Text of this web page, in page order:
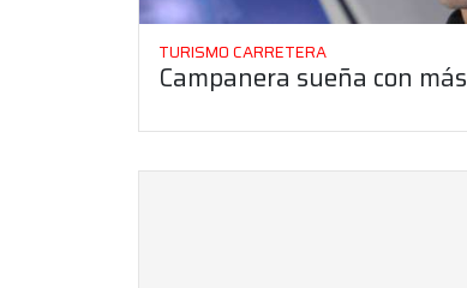
TURISMO CARRETERA
Campanera sueña con más